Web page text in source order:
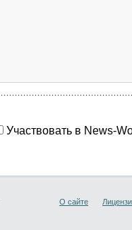
Участвовать в News-
О сайте